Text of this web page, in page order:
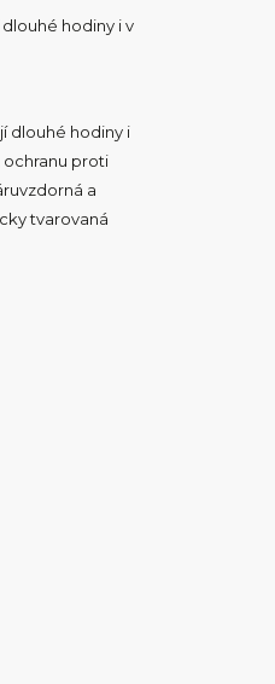
hodiny i v
dlouhé hodiny i
ochranu proti
a
tvarovaná